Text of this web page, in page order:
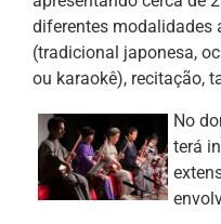
diferentes modalidades
(tradicional japonesa,
ou karaokê), recitação,
No
terá